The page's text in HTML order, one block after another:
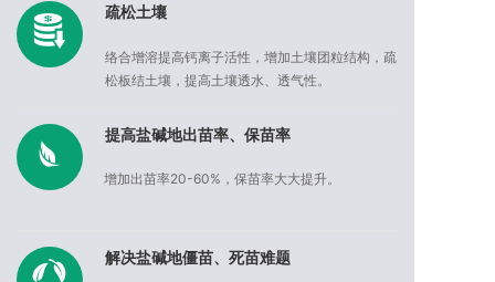
疏松土壤
络合增溶提高钙离子活性，增加土壤团粒结构，疏
松板结土壤，提高土壤透水、透气性。
提高盐碱地出苗率、保苗率
增加出苗率20-60%，保苗率大大提升。
解决盐碱地僵苗、死苗难题